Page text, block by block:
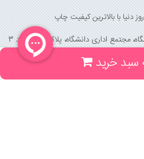
سبد خرید
دنیا با بالاترین کیفیت چاپ
اداری دانشگاه، پلاک 158 واحد 3
(جهت خرید حضوری، تلفنی ، پیگیری سفارشات سایت با شماره تلفن 02166175070